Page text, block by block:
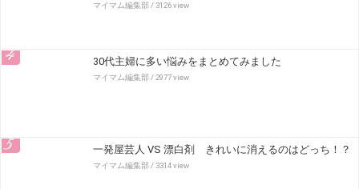
マイマム編集部/ 3126 view
4 30代主婦に多い悩みをまとめてみました
マイマム編集部/ 2977 view
5 一発屋芸人 VS 漂白剤 きれいに消えるのはどっち！？
マイマム編集部/ 3314 view